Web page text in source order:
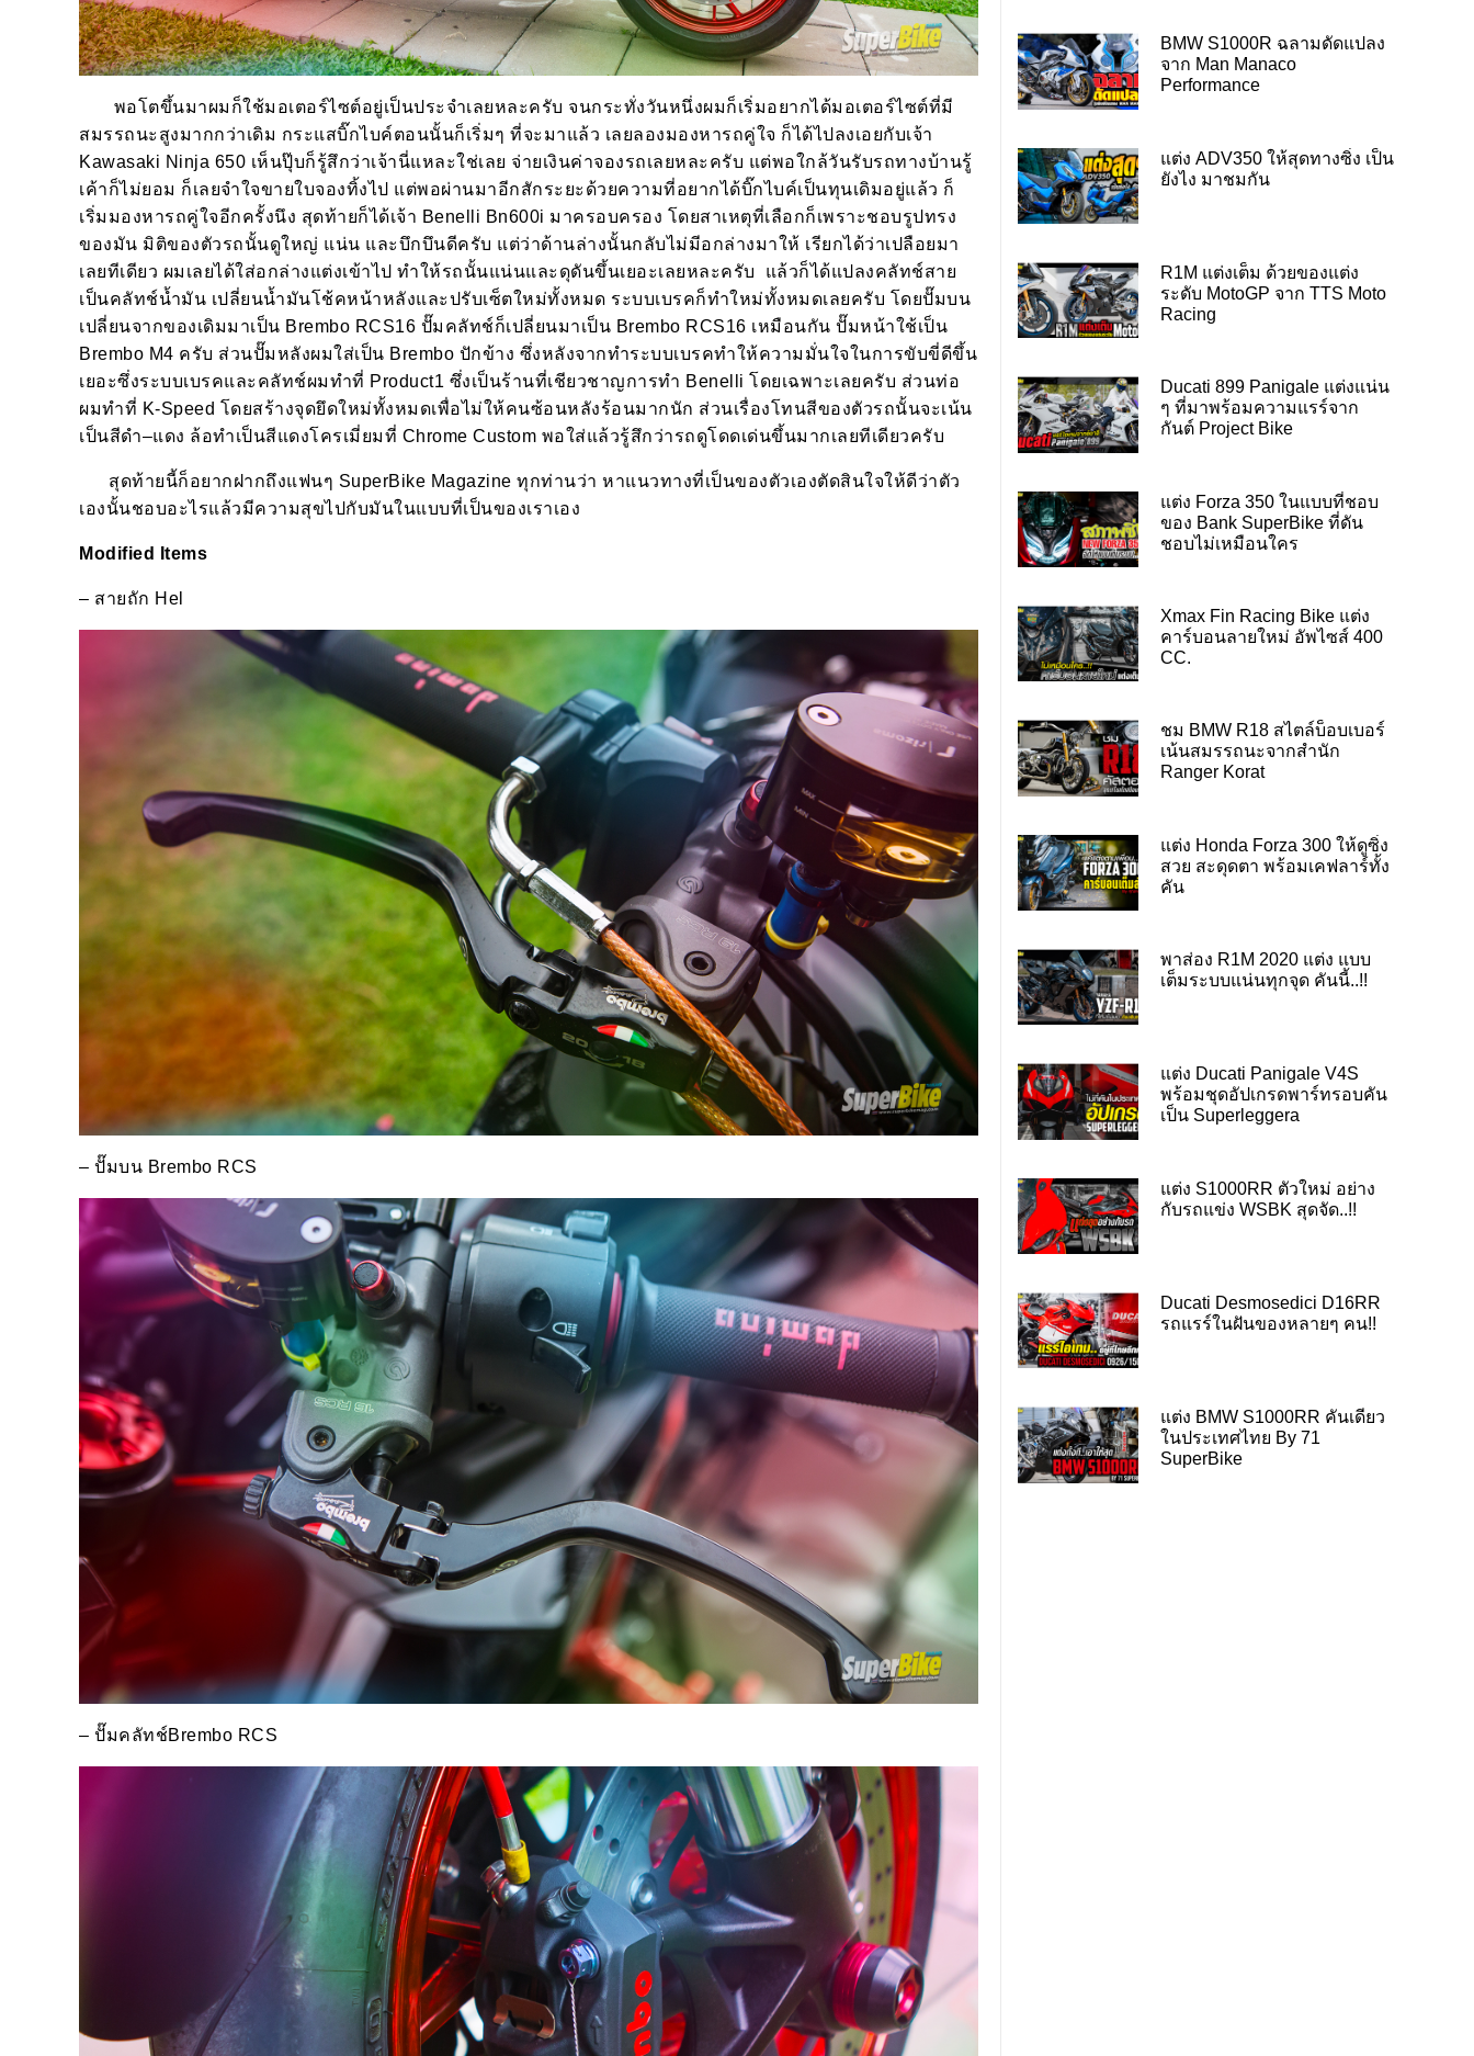
พอโตขึ้นมาผมก็ใช้มอเตอร์ไซต์อยู่เป็นประจำเลยหละครับ จนกระทั่งวันหนึ่งผมก็เริ่มอยากได้มอเตอร์ไซต์ที่มี
สมรรถนะสูงมากกว่าเดิม กระแสบิ๊กไบค์ตอนนั้นก็เริ่มๆ ที่จะมาแล้ว เลยลองมองหารถคู่ใจ ก็ได้ไปลงเอยกับเจ้า
Kawasaki Ninja 650 เห็นปุ๊บก็รู้สึกว่าเจ้านี่แหละใช่เลย จ่ายเงินค่าจองรถเลยหละครับ แต่พอใกล้วันรับรถทางบ้านรู้
เค้าก็ไม่ยอม ก็เลยจำใจขายใบจองทิ้งไป แต่พอผ่านมาอีกสักระยะด้วยความที่อยากได้บิ๊กไบค์เป็นทุนเดิมอยู่แล้ว ก็
เริ่มมองหารถคู่ใจอีกครั้งนึง สุดท้ายก็ได้เจ้า Benelli Bn600i มาครอบครอง โดยสาเหตุที่เลือกก็เพราะชอบรูปทรง
ของมัน มิติของตัวรถนั้นดูใหญ่ แน่น และบึกบึนดีครับ แต่ว่าด้านล่างนั้นกลับไม่มีอกล่างมาให้ เรียกได้ว่าเปลือยมา
เลยทีเดียว ผมเลยได้ใส่อกล่างแต่งเข้าไป ทำให้รถนั้นแน่นและดุดันขึ้นเยอะเลยหละครับ
แล้วก็ได้แปลงคลัทช์สาย
เป็นคลัทช์น้ำมัน เปลี่ยนน้ำมันโช้คหน้าหลังและปรับเซ็ตใหม่ทั้งหมด ระบบเบรคก็ทำใหม่ทั้งหมดเลยครับ โดยปั๊มบน
เปลี่ยนจากของเดิมมาเป็น Brembo RCS16 ปั๊มคลัทช์ก็เปลี่ยนมาเป็น Brembo RCS16 เหมือนกัน ปั๊มหน้าใช้เป็น
Brembo M4 ครับ ส่วนปั๊มหลังผมใส่เป็น Brembo ปักข้าง ซึ่งหลังจากทำระบบเบรคทำให้ความมั่นใจในการขับขี่ดีขึ้น
เยอะซึ่งระบบเบรคและคลัทช์ผมทำที่ Product1 ซึ่งเป็นร้านที่เชียวชาญการทำ Benelli โดยเฉพาะเลยครับ ส่วนท่อ
ผมทำที่ K-Speed โดยสร้างจุดยึดใหม่ทั้งหมดเพื่อไม่ให้คนซ้อนหลังร้อนมากนัก ส่วนเรื่องโทนสีของตัวรถนั้นจะเน้น
เป็นสีดำ–แดง ล้อทำเป็นสีแดงโครเมี่ยมที่ Chrome Custom พอใส่แล้วรู้สึกว่ารถดูโดดเด่นขึ้นมากเลยทีเดียวครับ
สุดท้ายนี้ก็อยากฝากถึงแฟนๆ SuperBike Magazine ทุกท่านว่า หาแนวทางที่เป็นของตัวเองตัดสินใจให้ดีว่าตัว
เองนั้นชอบอะไรแล้วมีความสุขไปกับมันในแบบที่เป็นของเราเอง
Modified Items
– สายถัก Hel
– ปั๊มบน Brembo RCS
– ปั๊มคลัทช์Brembo RCS
BMW S1000R ฉลามดัดแปลง
จาก Man Manaco
Performance
แต่ง ADV350 ให้สุดทางซิ่ง เป็น
ยังไง มาชมกัน
R1M แต่งเต็ม ด้วยของแต่ง
ระดับ MotoGP จาก TTS Moto
Racing
Ducati 899 Panigale แต่งแน่น
ๆ ที่มาพร้อมความแรร์จาก
กันต์ Project Bike
แต่ง Forza 350 ในแบบที่ชอบ
ของ Bank SuperBike ที่ดัน
ชอบไม่เหมือนใคร
Xmax Fin Racing Bike แต่ง
คาร์บอนลายใหม่ อัพไซส์ 400
CC.
ชม BMW R18 สไตล์บ็อบเบอร์
เน้นสมรรถนะจากสำนัก
Ranger Korat
แต่ง Honda Forza 300 ให้ดูซิ่ง
สวย สะดุดตา พร้อมเคฟลาร์ทั้ง
คัน
พาส่อง R1M 2020 แต่ง แบบ
เต็มระบบแน่นทุกจุด คันนี้..!!
แต่ง Ducati Panigale V4S
พร้อมชุดอัปเกรดพาร์ทรอบคัน
เป็น Superleggera
แต่ง S1000RR ตัวใหม่ อย่าง
กับรถแข่ง WSBK สุดจัด..!!
Ducati Desmosedici D16RR
รถแรร์ในฝันของหลายๆ คน!!
แต่ง BMW S1000RR คันเดียว
ในประเทศไทย By 71
SuperBike